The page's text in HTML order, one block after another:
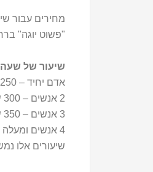
מחירים עבור
"פשוט יוגה" ברח'
שיעור של שעה
אדם יחיד – 250 ש"ח לשיעור
2 אנשים – 300 ש"ח לשיעור
3 אנשים – 350 ש"ח לשיעור
4 אנשים ומעלה – 100 ש"ח לאדם לשיעור.
שיעורים אלו